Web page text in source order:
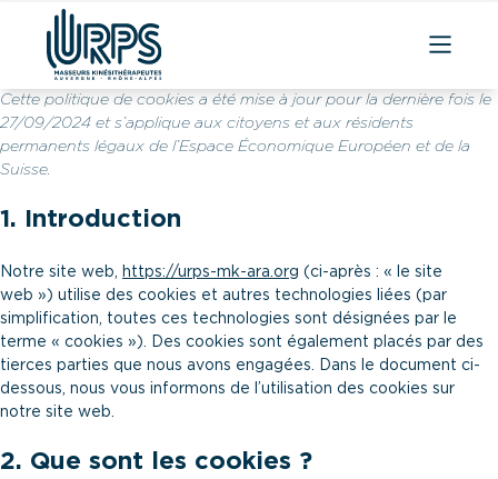
Aller
au
contenu
Cette politique de cookies a été mise à jour pour la dernière fois le
27/09/2024 et s’applique aux citoyens et aux résidents
permanents légaux de l’Espace Économique Européen et de la
Suisse.
1. Introduction
Notre site web, https://urps-mk-ara.org (ci-après : « le site
web ») utilise des cookies et autres technologies liées (par
simplification, toutes ces technologies sont désignées par le
terme « cookies »). Des cookies sont également placés par des
tierces parties que nous avons engagées. Dans le document ci-
dessous, nous vous informons de l’utilisation des cookies sur
notre site web.
2. Que sont les cookies ?